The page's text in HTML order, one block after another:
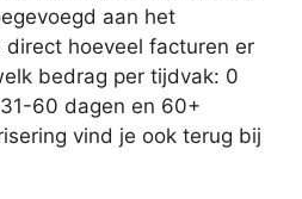
aan het
hoeveel facturen er
bedrag per tijdvak: 0
60 dagen en 60+
vind je ook terug bij